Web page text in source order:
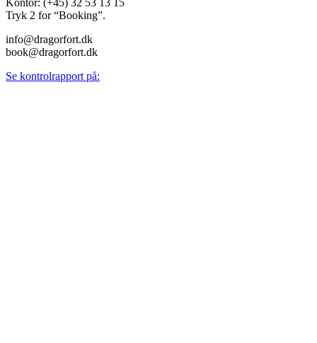
Kontor: (+45) 32 53 13 15
Tryk 2 for “Booking”.
info@dragorfort.dk
book@dragorfort.dk
Se kontrolrapport på: